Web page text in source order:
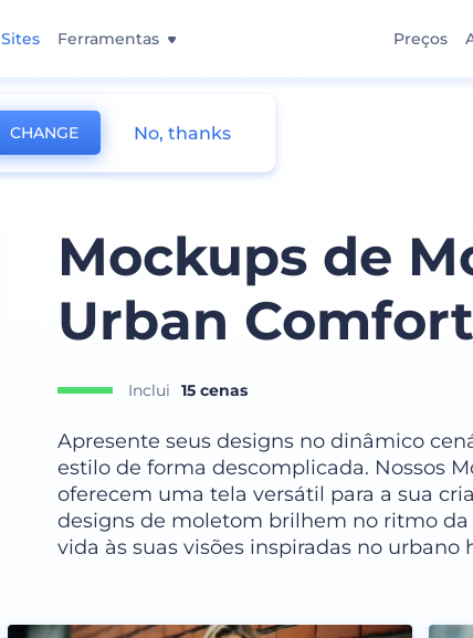
Sites Ferramentas Preços
Mockups de
Urban Comfort
Inclui 15 cenas
Apresente seus designs no dinâmico
estilo de forma descomplicada. Nossos
oferecem uma tela versátil para a sua
designs de moletom brilhem no ritmo da
vida às suas visões inspiradas no urbano
CHANGE No, thanks